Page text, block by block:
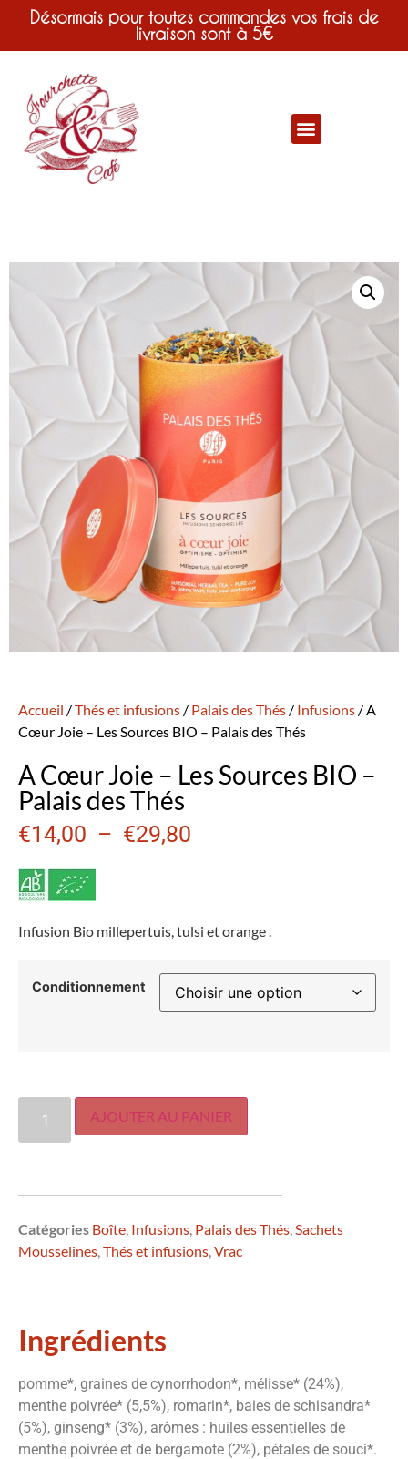
Désormais pour toutes commandes vos frais de
livraison sont à 5€
Accueil /Thés et infusions / Palais des Thés / Infusions / A
Cœur Joie – Les Sources BIO – Palais des Thés
A Cœur Joie – Les Sources BIO –
Palais des Thés
€14,00 – €29,80
Infusion Bio millepertuis, tulsi et orange .
Conditionnement
AJOUTER AU PANIER
Catégories Boîte, Infusions, Palais des Thés,Sachets
Mousselines,Thés et infusions,Vrac
Ingrédients
pomme*, graines de cynorrhodon*, mélisse* (24%),
menthe poivrée* (5,5%), romarin*, baies de schisandra*
(5%), ginseng* (3%), arômes : huiles essentielles de
menthe poivrée et de bergamote (2%), pétales de souci*.